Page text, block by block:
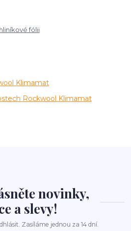
fólii
Klimamat
Rockwool Klimamat
novinky,
a slevy!
Zasíláme jednou za 14 dní.